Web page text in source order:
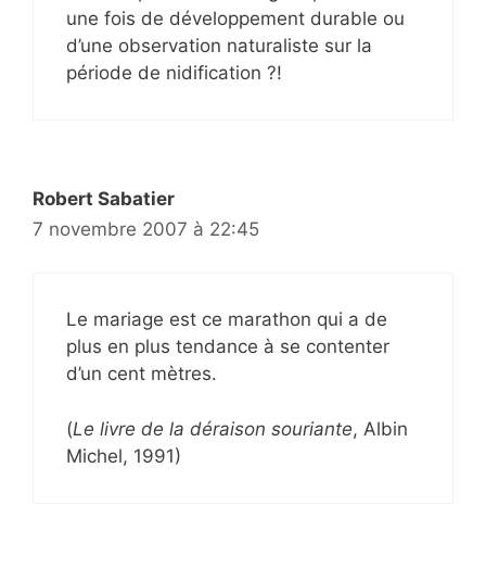
une fois de développement durable ou
d’une observation naturaliste sur la
période de nidification ?!
Robert Sabatier
7 novembre 2007 à 22:45
Le mariage est ce marathon qui a de
plus en plus tendance à se contenter
d’un cent mètres.
(Le livre de la déraison souriante, Albin
Michel, 1991)